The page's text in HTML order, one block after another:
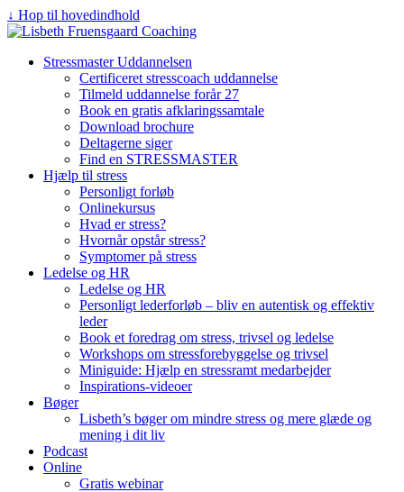
↓ Hop til hovedindhold
Stressmaster Uddannelsen
Certificeret stresscoach uddannelse
Tilmeld uddannelse forår 27
Book en gratis afklaringssamtale
Download brochure
Deltagerne siger
Find en STRESSMASTER
Hjælp til stress
Personligt forløb
Onlinekursus
Hvad er stress?
Hvornår opstår stress?
Symptomer på stress
Ledelse og HR
Ledelse og HR
Personligt lederforløb – bliv en autentisk og effektiv
leder
Book et foredrag om stress, trivsel og ledelse
Workshops om stressforebyggelse og trivsel
Miniguide: Hjælp en stressramt medarbejder
Inspirations-videoer
Bøger
Lisbeth’s bøger om mindre stress og mere glæde og
mening i dit liv
Podcast
Online
Gratis webinar